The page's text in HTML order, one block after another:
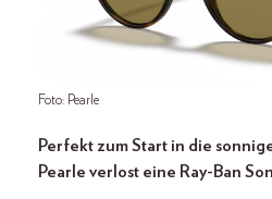
Foto: Pearle
Perfekt zum Start in die
Pearle verlost eine Ray-Ban